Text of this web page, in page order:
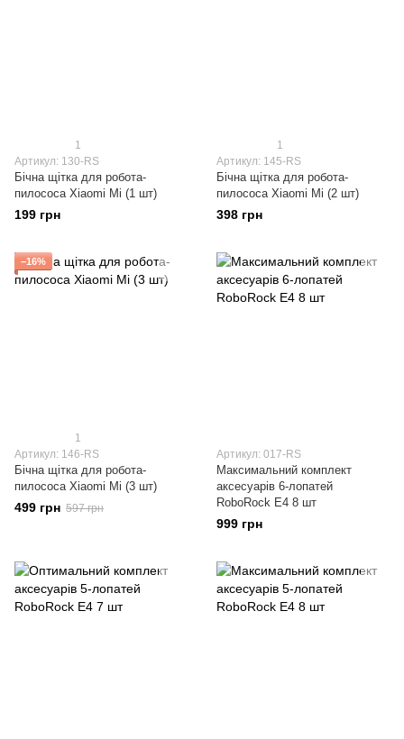
1
Артикул: 130-RS
Бічна щітка для робота-
пилососа Xiaomi Mi (1 шт)
199 грн
1
Артикул: 145-RS
Бічна щітка для робота-
пилососа Xiaomi Mi (2 шт)
398 грн
−16%
1
Артикул: 146-RS
Бічна щітка для робота-
пилососа Xiaomi Mi (3 шт)
499 грн 597 грн
Артикул: 017-RS
Максимальний комплект
аксесуарів 6-лопатей
RoboRock E4 8 шт
999 грн